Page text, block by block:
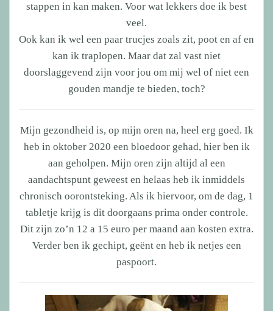
stappen in kan maken. Voor wat lekkers doe ik best
veel.
Ook kan ik wel een paar trucjes zoals zit, poot en af en
kan ik traplopen. Maar dat zal vast niet
doorslaggevend zijn voor jou om mij wel of niet een
gouden mandje te bieden, toch?
Mijn gezondheid is, op mijn oren na, heel erg goed. Ik
heb in oktober 2020 een bloedoor gehad, hier ben ik
aan geholpen. Mijn oren zijn altijd al een
aandachtspunt geweest en helaas heb ik inmiddels
chronisch oorontsteking. Als ik hiervoor, om de dag, 1
tabletje krijg is dit doorgaans prima onder controle.
Dit zijn zo’n 12 a 15 euro per maand aan kosten extra.
Verder ben ik gechipt, geënt en heb ik netjes een
paspoort.